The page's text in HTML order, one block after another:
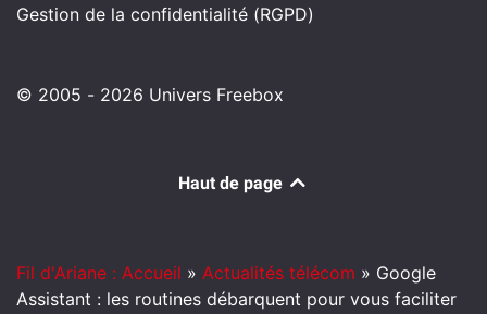
Gestion de la confidentialité (RGPD)
© 2005 - 2026 Univers Freebox
Haut de page
Fil d'Ariane : Accueil » Actualités télécom » Google
Assistant : les routines débarquent pour vous faciliter